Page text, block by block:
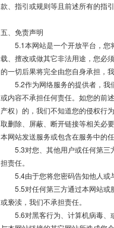
款、指引或规则等且前述所有的指
五、免责声明
5.1本网站是一个开放平台，您
载、擅改或做其它非法用途，您必
的一切后果将完全由您自身承担，
5.2作为网络服务的提供者，我
或内容不承担任何责任。如您的前
产权）的，我们不知道您的侵权行
取删除、屏蔽、断开链接等相关必
本网站发送服务或包含在服务中的
5.3对您、其他用户或任何第三
担责任。
5.4由于您将您密码告知他人或与
5.5对任何第三方通过本网站或
或亵渎，我们不承担责任。
5.6对黑客行为、计算机病毒、